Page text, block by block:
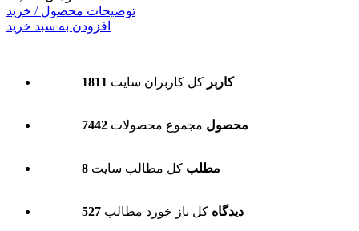
توضیحات محصول / خرید
افزودن به سبد خرید
1811 کاربر کل کاربران سایت
7442 محصول مجموع محصولات
8 مطلب کل مطالب سایت
527 دیدگاه کل باز خورد مطالب